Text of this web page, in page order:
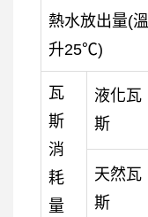
熱水放出量(溫
升25℃)
瓦
斯
消
耗
量
液化瓦
斯
天然瓦
斯